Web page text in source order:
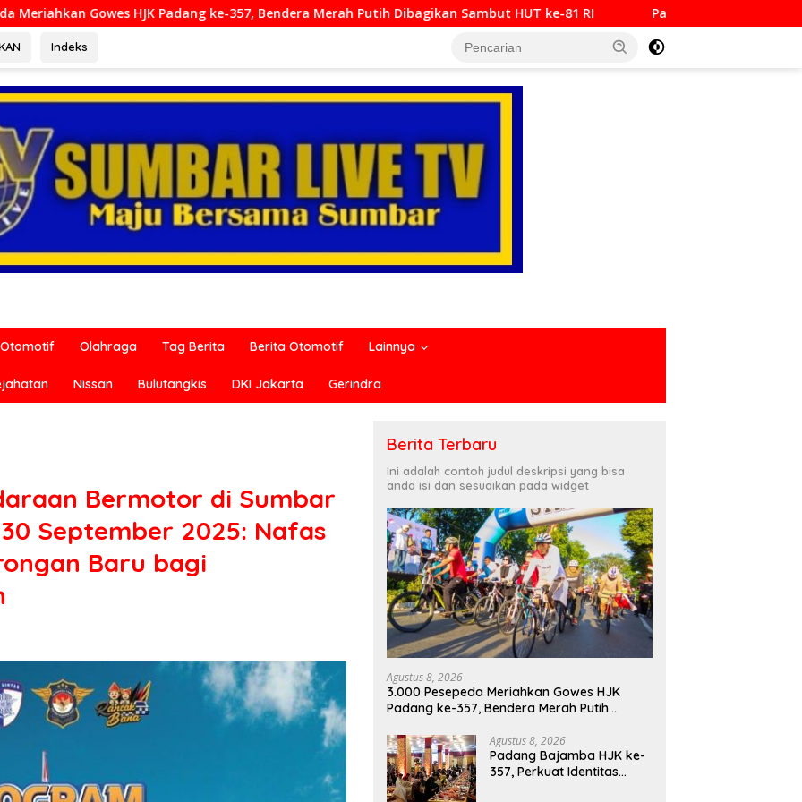
ke-357, Bendera Merah Putih Dibagikan Sambut HUT ke-81 RI Padang Bajamba HJK ke-357, Perkuat Identitas
Indeks
Otomotif Olahraga Tag Berita Berita Otomotif Lainnya
Nissan Bulutangkis DKI Jakarta Gerindra
Bermotor di Sumbar
September 2025: Nafas
Baru bagi
Berita Terbaru
Ini adalah contoh judul deskripsi yang bisa
anda isi dan sesuaikan pada widget
Agustus 8, 2026
3.000 Pesepeda Meriahkan Gowes HJK
Padang ke-357, Bendera Merah Putih
Agustus 8, 2026
Padang Bajamba HJK ke-
357, Perkuat Identitas